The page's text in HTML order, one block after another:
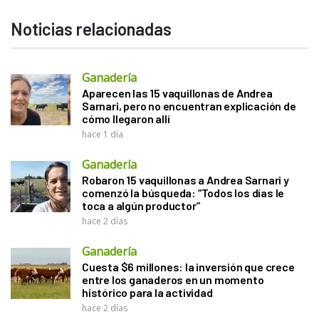
Noticias relacionadas
Ganadería
Aparecen las 15 vaquillonas de Andrea
Sarnari, pero no encuentran explicación de
cómo llegaron allí
hace 1 día
Ganadería
Robaron 15 vaquillonas a Andrea Sarnari y
comenzó la búsqueda: “Todos los días le
toca a algún productor”
hace 2 días
Ganadería
Cuesta $6 millones: la inversión que crece
entre los ganaderos en un momento
histórico para la actividad
hace 2 días